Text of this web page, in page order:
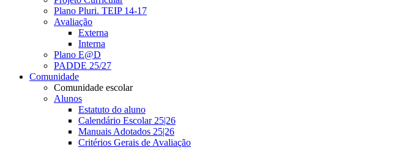
Plano Pluri. TEIP 14-17
Avaliação
Externa
Interna
Plano E@D
PADDE 25/27
Comunidade
Comunidade escolar
Alunos
Estatuto do aluno
Calendário Escolar 25|26
Manuais Adotados 25|26
Critérios Gerais de Avaliação